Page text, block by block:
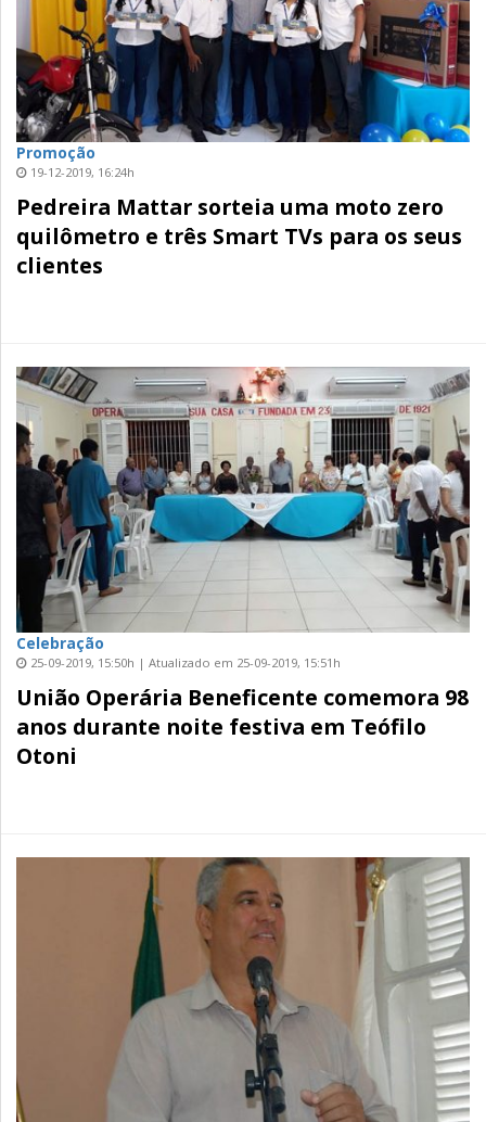
Promoção
19-12-2019, 16:24h
Pedreira Mattar sorteia uma moto zero
quilômetro e três Smart TVs para os seus
clientes
Celebração
25-09-2019, 15:50h | Atualizado em 25-09-2019, 15:51h
União Operária Beneficente comemora 98
anos durante noite festiva em Teófilo
Otoni